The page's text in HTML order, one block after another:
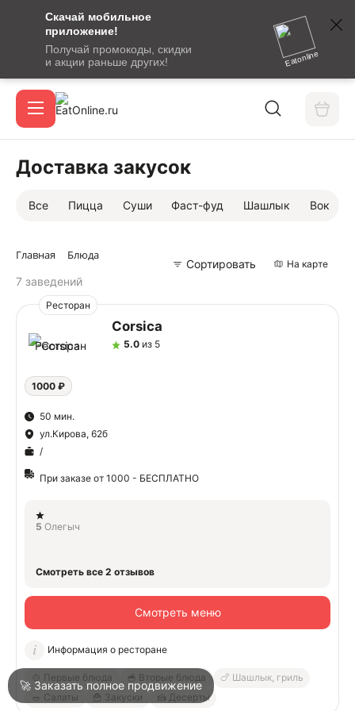
Скачай мобильное
приложение!
Получай промокоды, скидки
и акции раньше других!
Eatonline
сообщение
кодом
подтверждения
Акции
Город
Доставка закусок
Все Пицца Суши Фаст-фуд Шашлык Вок
Главная Блюда
7 заведений
Сортировать На карте
Ресторан
Corsica
5.0из 5
1000 ₽
50 мин.
ул.Кирова, 62б
/
При заказе от 1000 - БЕСПЛАТНО
5 Олегыч
Смотреть все 2 отзывов
Смотреть меню
🍲 Первые блюда 🥣 Вторые блюда
🍗 Шашлык, гриль
🥗 Салаты
🍟 Закуски 🍰 Десерты
Информация о ресторане
🚀 Заказать полное продвижение